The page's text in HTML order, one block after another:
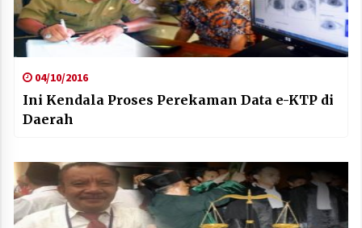
04/10/2016
Ini Kendala Proses Perekaman Data e-KTP di
Daerah